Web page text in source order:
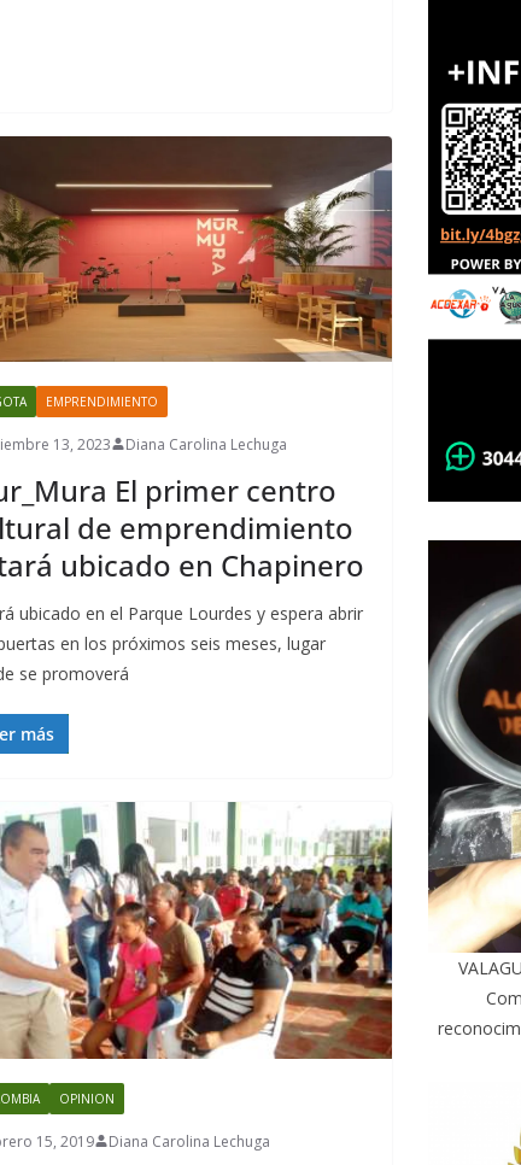
EMPRENDIMIENTO
13, 2023 Diana Carolina Lechuga
El primer centro
de emprendimiento
ubicado en Chapinero
ubicado en el Parque Lourdes y espera abrir
en los próximos seis meses, lugar
se promoverá
más
OPINION
15, 2019 Diana Carolina Lechuga